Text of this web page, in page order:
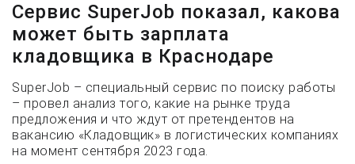
Сервис SuperJob показал, какова
может быть зарплата
кладовщика в Краснодаре
SuperJob – специальный сервис по поиску работы
– провел анализ того, какие на рынке труда
предложения и что ждут от претендентов на
вакансию «Кладовщик» в логистических компаниях
на момент сентября 2023 года.